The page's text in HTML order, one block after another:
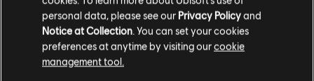
234/ 463
personal data, please see our Privacy Policyand
Notice at Collection. You can set your cookies
preferences at anytime by visiting ourcookie
management tool.